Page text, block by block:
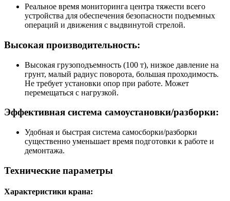
Реальное время мониторинга центра тяжести всего
устройства для обеспечения безопасности подъемных
операций и движения с выдвинутой стрелой.
Высокая производительность:
Высокая грузоподъемность (100 т), низкое давление на
грунт, малый радиус поворота, большая проходимость.
Не требует установки опор при работе. Может
перемещаться с нагрузкой.
Эффективная система самоустановки/разборки:
Удобная и быстрая система самосборки/разборки
существенно уменьшает время подготовки к работе и
демонтажа.
Технические параметры
Характеристики крана: